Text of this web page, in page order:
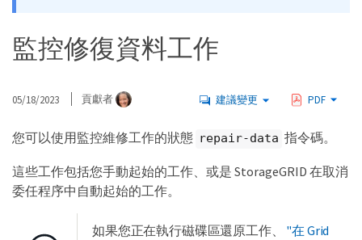
監控修復資料工作
05/18/2023 貢獻者 建議變更 PDF
您可以使用監控維修工作的狀態 repair-data 指令碼。
這些工作包括您手動起始的工作、或是 StorageGRID 在取消
委任程序中自動起始的工作。
如果您正在執行磁碟區還原工作、 "在 Grid